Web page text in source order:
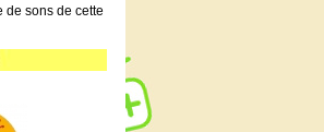
de sons de cette